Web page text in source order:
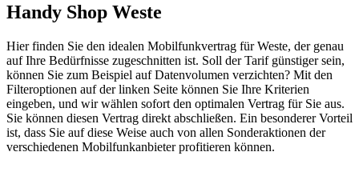
Handy Shop Weste
Hier finden Sie den idealen Mobilfunkvertrag für Weste, der genau
auf Ihre Bedürfnisse zugeschnitten ist. Soll der Tarif günstiger sein,
können Sie zum Beispiel auf Datenvolumen verzichten? Mit den
Filteroptionen auf der linken Seite können Sie Ihre Kriterien
eingeben, und wir wählen sofort den optimalen Vertrag für Sie aus.
Sie können diesen Vertrag direkt abschließen. Ein besonderer Vorteil
ist, dass Sie auf diese Weise auch von allen Sonderaktionen der
verschiedenen Mobilfunkanbieter profitieren können.